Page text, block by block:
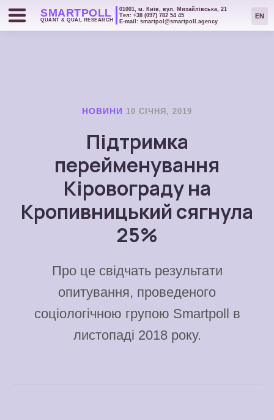
SMARTPOLL
QUANT & QUAL RESEARCH
01001, м. Київ, вул. Михайлівська, 21
Тел: +38 (097) 782 54 45
Е-mail: smartpol@smartpoll.agency
EN
НОВИНИ 10 СІЧНЯ, 2019
Підтримка
перейменування
Кіровограду на
Кропивницький сягнула
25%
Про це свідчать результати
опитування, проведеного
соціологічною групою Smartpoll в
листопаді 2018 року.